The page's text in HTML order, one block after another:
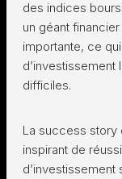
des indices
un géant
importante, ce
difficiles.
La success story
inspirant de